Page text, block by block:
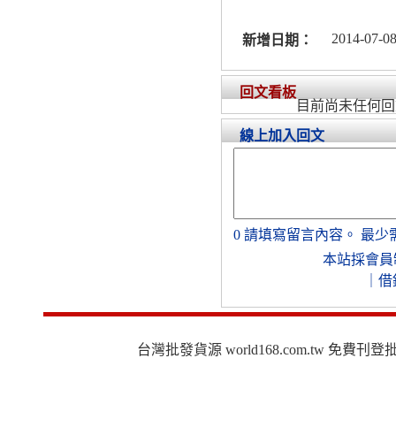
新增日期： 2014-07-
回文看板
目前尚未任何
線上加入回文
0 請填寫留言內容。 最少
本站採會員
借
台灣批發貨源 world168.com.tw 免費刊登